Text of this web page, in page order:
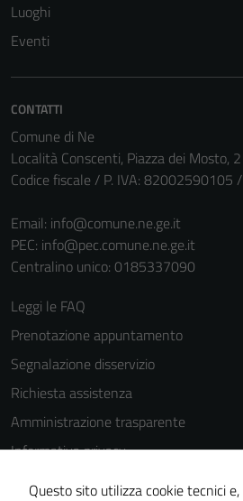
Luoghi
Eventi
CONTATTI
Comune di Ne
Località Conscenti, Piazza dei Mosto,
Codice fiscale / P. IVA:
Email: info@comune.ne.ge.it
PEC: info@pec.comune.ne.ge.it
Centralino unico: 0185337090
Leggi le FAQ
Prenotazione appuntamento
Segnalazione disservizio
Richiesta assistenza
Amministrazione trasparente
Informativa privacy
Cookie Policy
Questo sito utilizza cookie tecnici